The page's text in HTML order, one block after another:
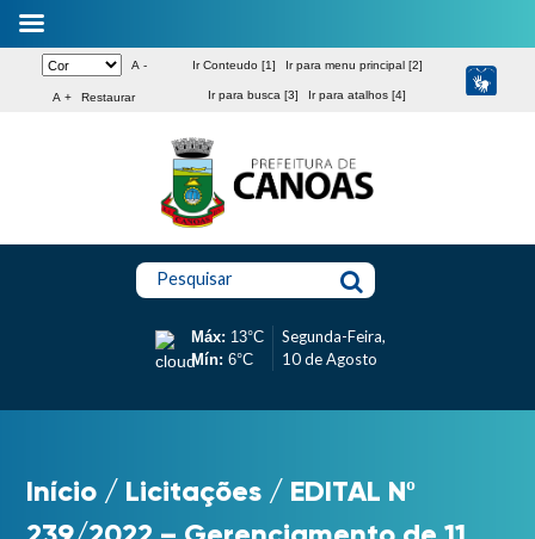
A -
A + Restaurar
Ir Conteudo [1] Ir para menu principal [2]
Ir para busca [3] Ir para atalhos [4]
Pesquisar
Máx: 13°C
Mín: 6°C
Segunda-Feira,
10 de Agosto
Início / Licitações / EDITAL Nº